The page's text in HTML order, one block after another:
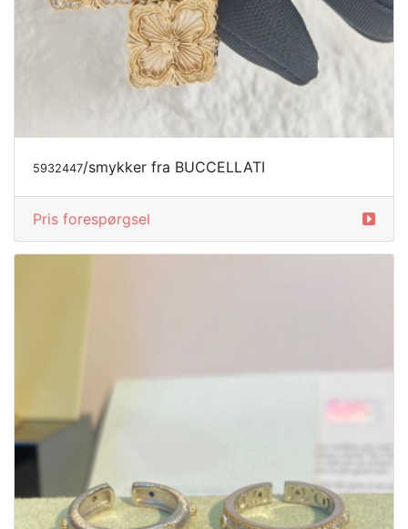
5932447/smykker fra BUCCELLATI
Pris forespørgsel